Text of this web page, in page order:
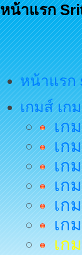
หน้าแรก
หน้าแรก
เกมส์ เกม
เกม
เกม
เกม
เก
เก
เกม
เก